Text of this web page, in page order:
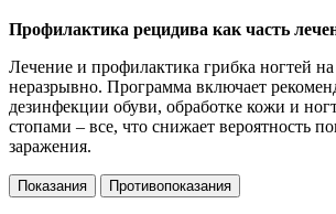
Профилактика рецидива как часть
Лечение и профилактика грибка ногтей
неразрывно. Программа включает
дезинфекции обуви, обработке кожи и
стопами – все, что снижает вероятность
заражения.
Показания Противопоказания